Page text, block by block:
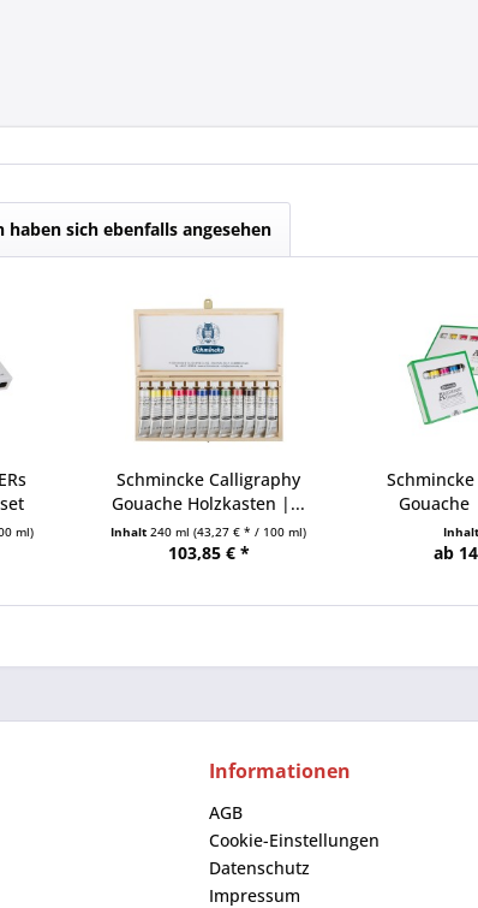
haben sich ebenfalls angesehen
ml)
Schmincke Calligraphy
Gouache Holzkasten |...
Inhalt240 ml(43,27 € * / 100 ml)
103,85 € * ab
Informationen
AGB
Cookie-Einstellungen
Datenschutz
Impressum